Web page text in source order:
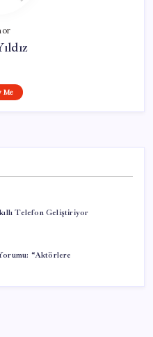
Me
Telefon Geliştiriyor
“Aktörlere